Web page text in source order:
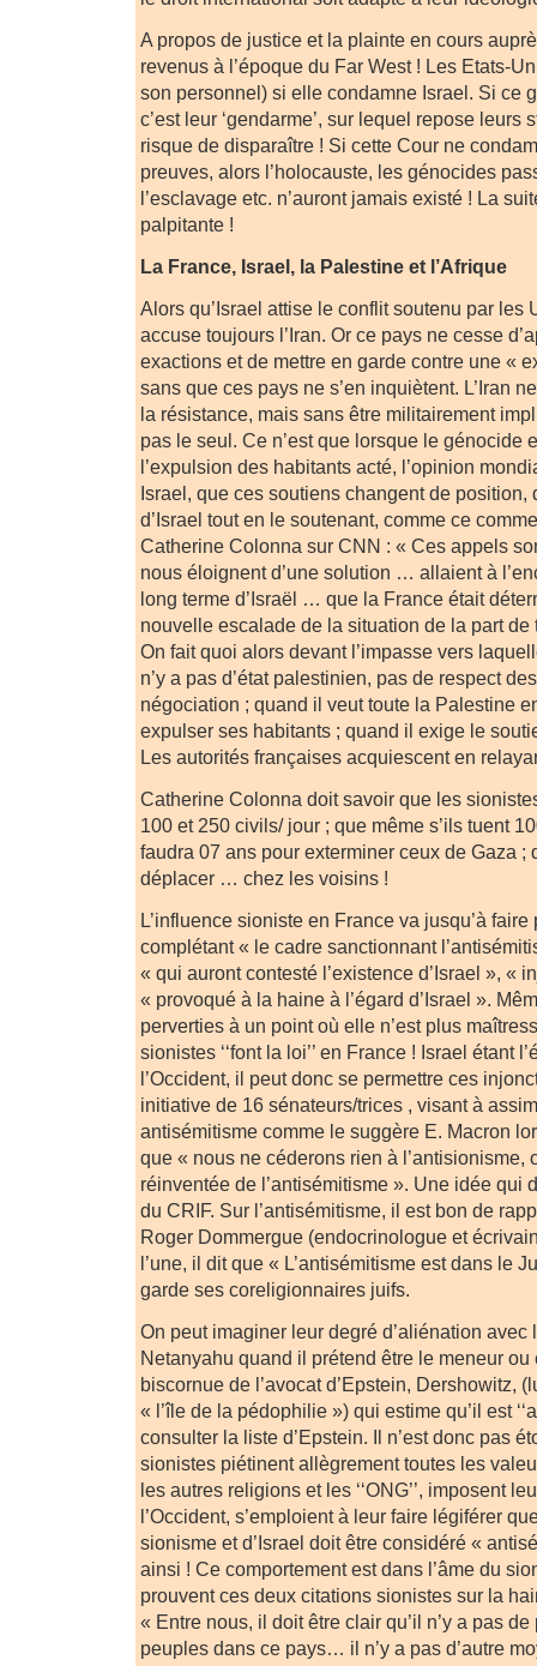
A propos de justice et la plainte en cours
revenus à l’époque du Far West ! Les Etats-
son personnel) si elle condamne Israel. Si ce
c’est leur ‘gendarme’, sur lequel repose leurs
risque de disparaître ! Si cette Cour ne
preuves, alors l’holocauste, les génocides
l’esclavage etc. n’auront jamais existé ! La
palpitante !
La France, Israel, la Palestine et l’Afrique
Alors qu’Israel attise le conflit soutenu par les
accuse toujours l’Iran. Or ce pays ne cesse
exactions et de mettre en garde contre une «
sans que ces pays ne s’en inquiètent. L’Iran
la résistance, mais sans être militairement
pas le seul. Ce n’est que lorsque le génocide
l’expulsion des habitants acté, l’opinion
Israel, que ces soutiens changent de position,
d’Israel tout en le soutenant, comme ce
Catherine Colonna sur CNN : « Ces appels
nous éloignent d’une solution … allaient à
long terme d’Israël … que la France était
nouvelle escalade de la situation de la part
On fait quoi alors devant l’impasse vers
n’y a pas d’état palestinien, pas de respect
négociation ; quand il veut toute la Palestine
expulser ses habitants ; quand il exige le
Les autorités françaises acquiescent en
Catherine Colonna doit savoir que les
100 et 250 civils/ jour ; que même s’ils tuent
faudra 07 ans pour exterminer ceux de Gaza ;
déplacer … chez les voisins !
L’influence sioniste en France va jusqu’à
complétant « le cadre sanctionnant
« qui auront contesté l’existence d’Israel », «
« provoqué à la haine à l’égard d’Israel ».
perverties à un point où elle n’est plus
sionistes ‘‘font la loi’’ en France ! Israel étant
l’Occident, il peut donc se permettre ces
initiative de 16 sénateurs/trices , visant à
antisémitisme comme le suggère E. Macron
que « nous ne céderons rien à l’antisionisme,
réinventée de l’antisémitisme ». Une idée qui
du CRIF. Sur l’antisémitisme, il est bon de
Roger Dommergue (endocrinologue et
l’une, il dit que « L’antisémitisme est dans le
garde ses coreligionnaires juifs.
On peut imaginer leur degré d’aliénation avec
Netanyahu quand il prétend être le meneur ou
biscornue de l’avocat d’Epstein, Dershowitz,
« l’île de la pédophilie ») qui estime qu’il est
consulter la liste d’Epstein. Il n’est donc pas
sionistes piétinent allègrement toutes les
les autres religions et les ‘‘ONG’’, imposent
l’Occident, s’emploient à leur faire légiférer
sionisme et d’Israel doit être considéré «
ainsi ! Ce comportement est dans l’âme du
prouvent ces deux citations sionistes sur la
« Entre nous, il doit être clair qu’il n’y a pas
peuples dans ce pays… il n’y a pas d’autre